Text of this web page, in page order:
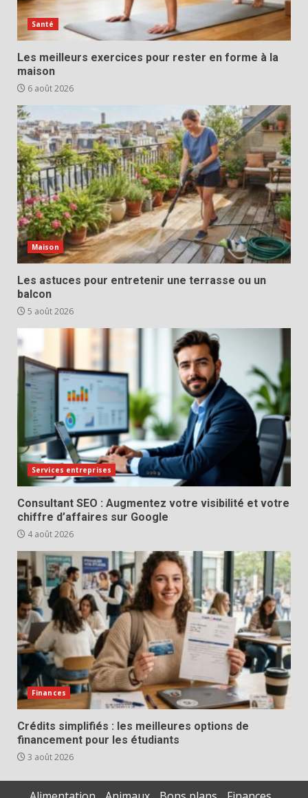
Santé
Les meilleurs exercices pour rester en forme à la
maison
6 août 2026
Maison
Les astuces pour entretenir une terrasse ou un
balcon
5 août 2026
Services entreprises
Consultant SEO : Augmentez votre visibilité et votre
chiffre d’affaires sur Google
4 août 2026
Finances
Crédits simplifiés : les meilleures options de
financement pour les étudiants
3 août 2026